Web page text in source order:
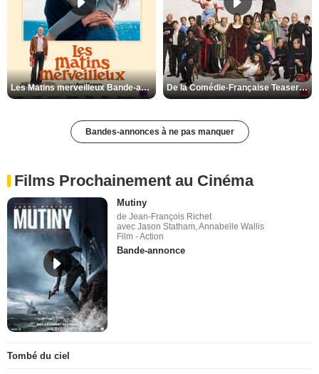
Les Matins merveilleux Bande-annonce VF De la Comédie-Française Teaser VF
Bandes-annonces à ne pas manquer
Films Prochainement au Cinéma
Mutiny
de Jean-François Richet
avec Jason Statham, Annabelle Wallis
Film - Action
Bande-annonce
Tombé du ciel